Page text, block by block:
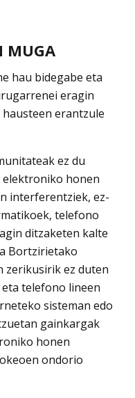
MUGA
hau bidegabe eta
eragin
erantzule
ez du
honen
interferentziek, ez-
telefono
ditzaketen kalte
Bortzirietako
zerikusirik ez duten
telefono lineen
sisteman edo
gainkargak
honen
ondorio